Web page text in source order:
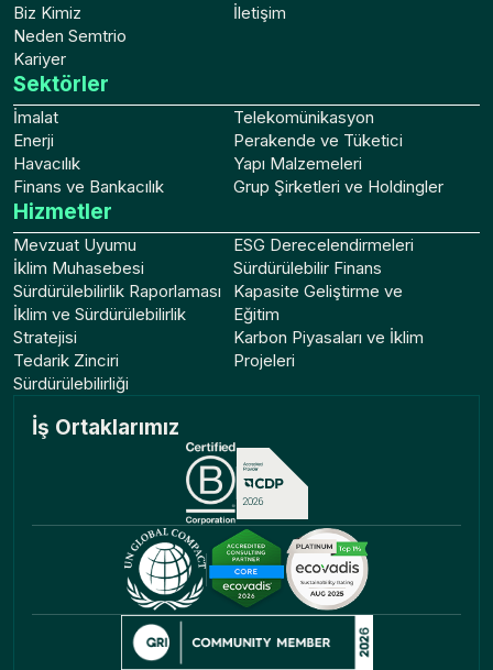
Hizmetler
Mevzuat Uyumu
İklim Muhasebesi
Sürdürülebilirlik Raporlaması
İklim ve Sürdürülebilirlik
Stratejisi
Tedarik Zinciri
Sürdürülebilirliği
ESG Derecelendirmeleri
Sürdürülebilir Finans
Kapasite Geliştirme ve
Eğitim
Karbon Piyasaları ve İklim
Projeleri
Sektörler
İmalat
Enerji
Havacılık
Finans ve Bankacılık
Telekomünikasyon
Perakende ve Tüketici
Yapı Malzemeleri
Grup Şirketleri ve Holdingler
Biz Kimiz
Neden Semtrio
Kariyer
İletişim
İş Ortaklarımız